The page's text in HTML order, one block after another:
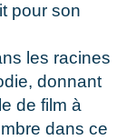
pour son
les racines
donnant
de film à
dans ce